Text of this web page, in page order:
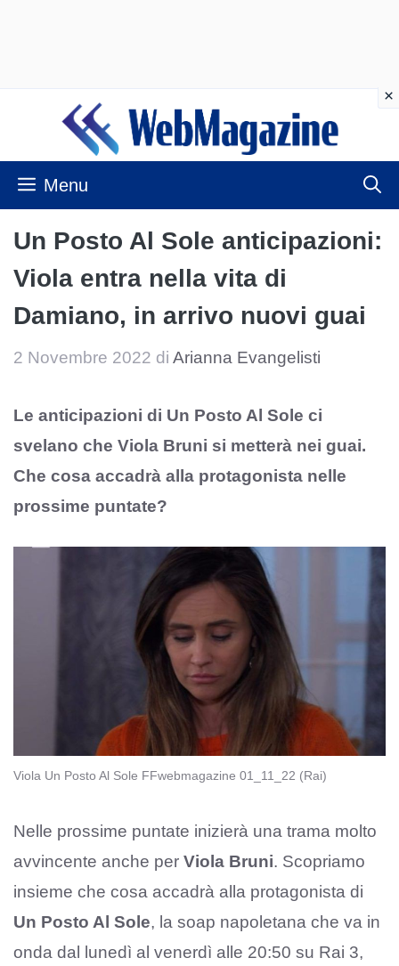
contenuto
Menu
Un Posto Al Sole anticipazioni:
Viola entra nella vita di
Damiano, in arrivo nuovi guai
2 Novembre 2022 di Arianna Evangelisti
Le anticipazioni di Un Posto Al Sole ci
svelano che Viola Bruni si metterà nei guai.
Che cosa accadrà alla protagonista nelle
prossime puntate?
Viola Un Posto Al Sole FFwebmagazine 01_11_22 (Rai)
Nelle prossime puntate inizierà una trama molto
avvincente anche per Viola Bruni. Scopriamo
insieme che cosa accadrà alla protagonista di
Un Posto Al Sole, la soap napoletana che va in
onda dal lunedì al venerdì alle 20:50 su Rai 3,